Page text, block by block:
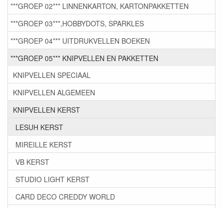
***GROEP 02*** LINNENKARTON, KARTONPAKKETTEN
***GROEP 03***,HOBBYDOTS, SPARKLES
***GROEP 04*** UITDRUKVELLEN BOEKEN
***GROEP 05*** KNIPVELLEN EN PAKKETTEN
KNIPVELLEN SPECIAAL
KNIPVELLEN ALGEMEEN
KNIPVELLEN KERST
LESUH KERST
MIREILLE KERST
VB KERST
STUDIO LIGHT KERST
CARD DECO CREDDY WORLD